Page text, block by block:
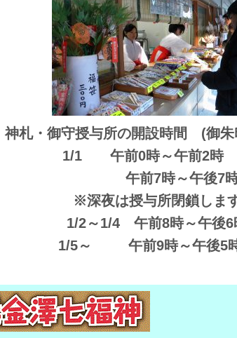
神札・御守授与所の開設時間 (御朱
1/1 午前0時～午前2
午前7時～午後7
※深夜は授与所閉鎖しま
1/2～1/4 午前8時～午後6
1/5～ 午前9時～午後5